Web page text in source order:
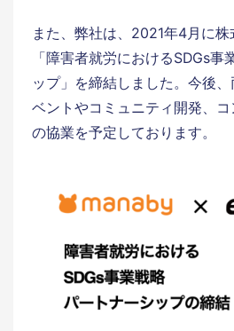
また、弊社は、2021年4月に
「障害者就労におけるSDGs事
ップ」を締結しました。今後
ベントやコミュニティ開発、
の協業を予定しております。